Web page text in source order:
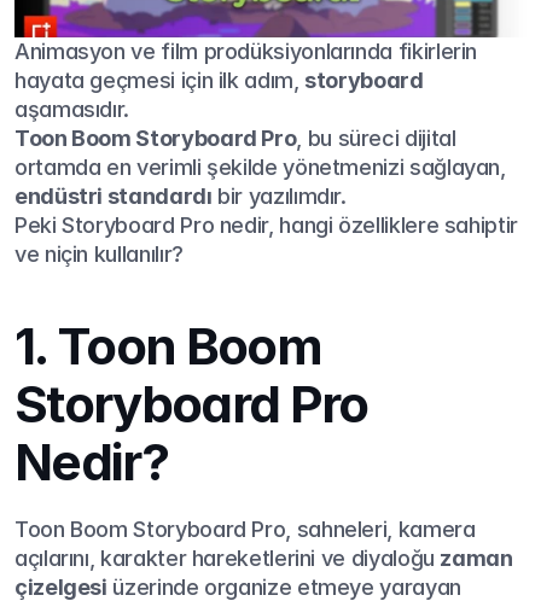
Animasyon ve film prodüksiyonlarında fikirlerin
hayata geçmesi için ilk adım, storyboard
aşamasıdır.
Toon Boom Storyboard Pro, bu süreci dijital
endüstri standardı bir yazılımdır.
Peki Storyboard Pro nedir, hangi özelliklere sahiptir
ve niçin kullanılır?
1. Toon Boom
Storyboard Pro
Nedir?
Toon Boom Storyboard Pro, sahneleri, kamera
açılarını, karakter hareketlerini ve diyaloğu zaman
çizelgesi üzerinde organize etmeye yarayan